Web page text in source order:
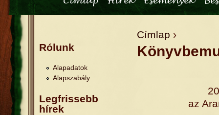
Jelenlegi hely
Címlap ›
az
Rólunk
Alapadatok
Alapszabály
Legfrissebb
hírek